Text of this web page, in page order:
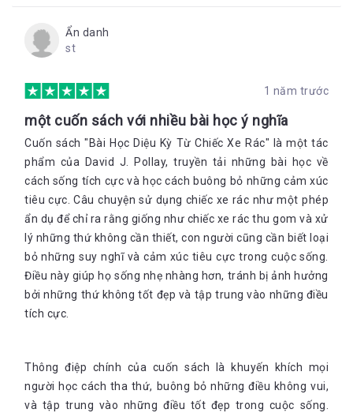
Ẩn danh
st
1 năm trước
một cuốn sách với nhiều bài học ý nghĩa
Cuốn sách "Bài Học Diệu Kỳ Từ Chiếc Xe Rác" là một tác
phẩm của David J. Pollay, truyền tải những bài học về
cách sống tích cực và học cách buông bỏ những cảm xúc
tiêu cực. Câu chuyện sử dụng chiếc xe rác như một phép
ẩn dụ để chỉ ra rằng giống như chiếc xe rác thu gom và xử
lý những thứ không cần thiết, con người cũng cần biết loại
bỏ những suy nghĩ và cảm xúc tiêu cực trong cuộc sống.
Điều này giúp họ sống nhẹ nhàng hơn, tránh bị ảnh hưởng
bởi những thứ không tốt đẹp và tập trung vào những điều
tích cực.
Thông điệp chính của cuốn sách là khuyến khích mọi
người học cách tha thứ, buông bỏ những điều không vui,
và tập trung vào những điều tốt đẹp trong cuộc sống.